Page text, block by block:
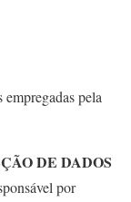
pela
DE DADOS
por